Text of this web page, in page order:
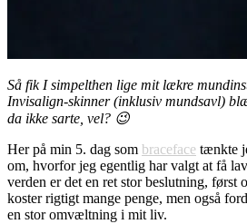
Så fik I simpelthen lige mit lækre
Invisalign-skinner (inklusiv mundsavl)
da ikke sarte, vel? 😉
Her på min 5. dag som braceface tænkte
om, hvorfor jeg egentlig har valgt at få
verden er det en ret stor beslutning, først
koster rigtigt mange penge, men også
en stor omvæltning i mit liv.